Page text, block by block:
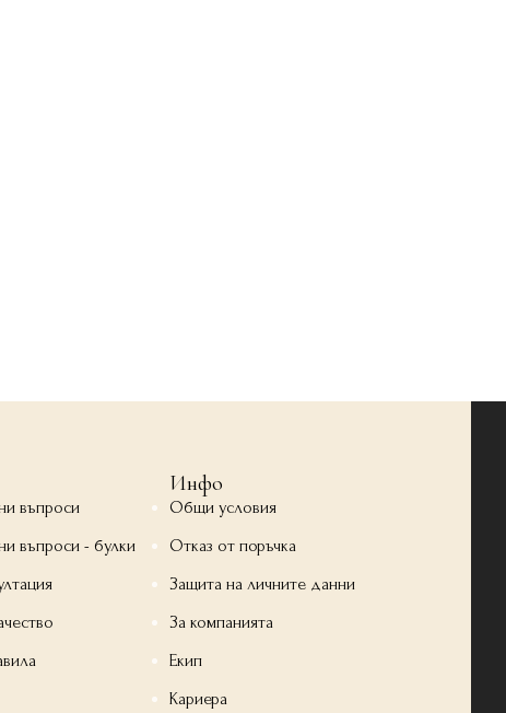
въпроси
въпроси - булки
Инфо
Общи условия
Отказ от поръчка
Защита на личните данни
За компанията
Екип
Кариера